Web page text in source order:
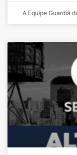
A Equipe Guardiã